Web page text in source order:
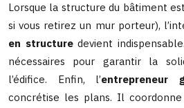
Lorsque la structure du bâtiment
si vous retirez un mur porteur),
en structuredevient
nécessaires pour garantir la
l’édifice. Enfin, l’entrepreneur
concrétise les plans. Il